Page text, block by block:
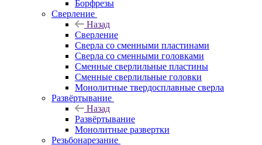
Борфрезы
Сверление
Назад
Сверление
Сверла со сменными пластинами
Сверла со сменными головками
Сменные сверлильные пластины
Сменные сверлильные головки
Монолитные твердосплавные сверла
Развёртывание
Назад
Развёртывание
Монолитные развертки
Резьбонарезание